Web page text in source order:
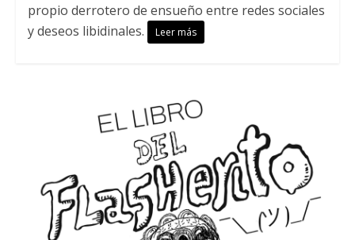
propio derrotero de ensueño entre redes sociales
y deseos libidinales.
Leer más